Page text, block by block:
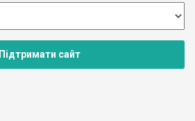
Підтримати сайт